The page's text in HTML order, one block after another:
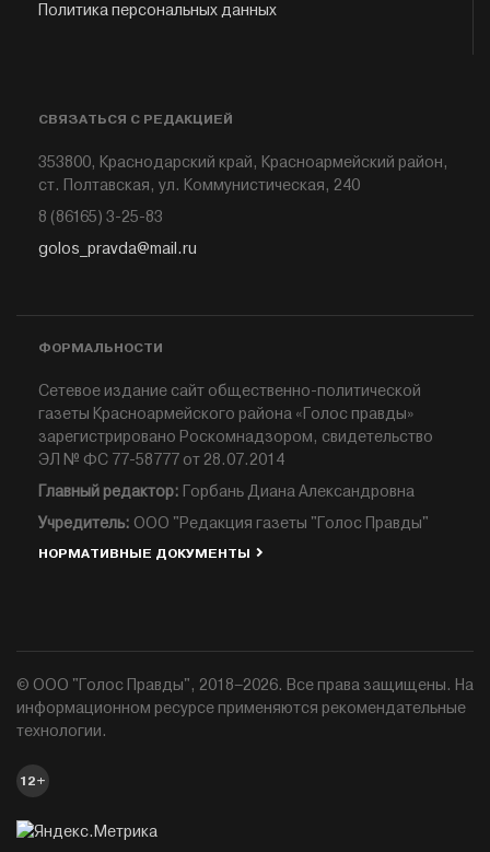
Политика персональных данных
СВЯЗАТЬСЯ С РЕДАКЦИЕЙ
353800, Краснодарский край, Красноармейский район,
ст. Полтавская, ул. Коммунистическая, 240
8 (86165) 3-25-83
golos_pravda@mail.ru
ФОРМАЛЬНОСТИ
Сетевое издание сайт общественно-политической
газеты Красноармейского района «Голос правды»
зарегистрировано Роскомнадзором, свидетельство
ЭЛ № ФС 77-58777 от 28.07.2014
Главный редактор: Горбань Диана Александровна
Учредитель: ООО "Редакция газеты "Голос Правды"
НОРМАТИВНЫЕ ДОКУМЕНТЫ
© ООО "Голос Правды", 2018–2026. Все права защищены. На
информационном ресурсе применяются рекомендательные
технологии.
12+